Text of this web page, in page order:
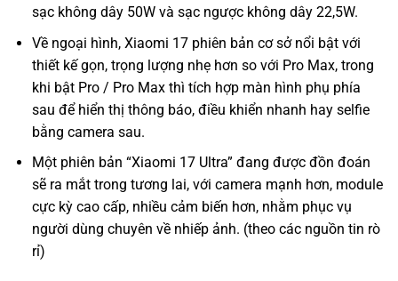
sạc không dây 50W và sạc ngược không dây 22,5W.
Về ngoại hình, Xiaomi 17 phiên bản cơ sở nổi bật với
thiết kế gọn, trọng lượng nhẹ hơn so với Pro Max, trong
khi bật Pro / Pro Max thì tích hợp màn hình phụ phía
sau để hiển thị thông báo, điều khiển nhanh hay selfie
bằng camera sau.
Một phiên bản “Xiaomi 17 Ultra” đang được đồn đoán
sẽ ra mắt trong tương lai, với camera mạnh hơn, module
cực kỳ cao cấp, nhiều cảm biến hơn, nhằm phục vụ
người dùng chuyên về nhiếp ảnh. (theo các nguồn tin rò
rỉ)